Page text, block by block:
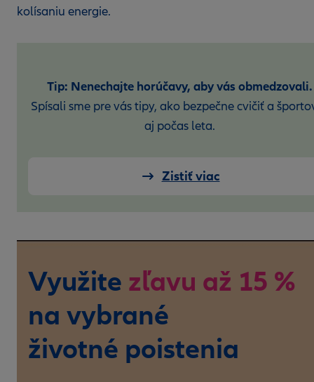
kolísaniu energie.
Tip: Nenechajte horúčavy, aby vás obmedzovali.
Spísali sme pre vás tipy, ako bezpečne cvičiť a
aj počas leta.
Zistiť viac
Využite zľavu až 15 %
na vybrané
životné poistenia